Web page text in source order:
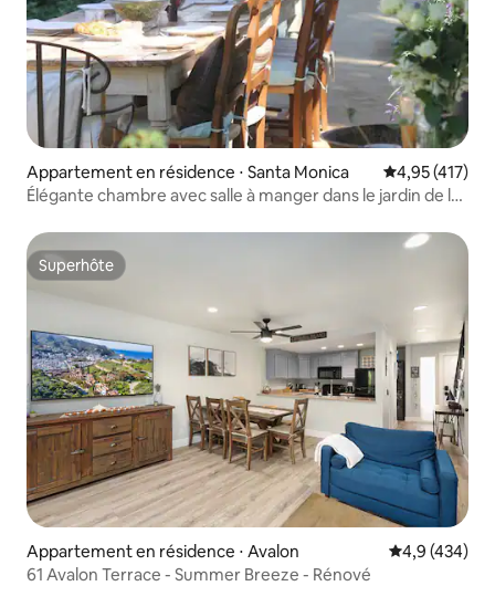
Appartement en résidence ⋅ Santa Monica Évaluation
4,95 (417)
Élégante chambre avec salle à manger dans le jardin de la
Superhôte
Superhôte
Appartement en résidence ⋅ Avalon Évaluation
4,9 (434)
61 Avalon Terrace - Summer Breeze - Rénové